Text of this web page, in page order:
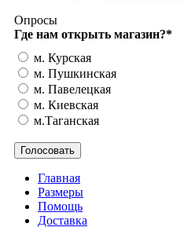
Опросы
Где нам открыть магазин?*
м. Курская
м. Пушкинская
м. Павелецкая
м. Киевская
м.Таганская
Главная
Размеры
Помощь
Доставка